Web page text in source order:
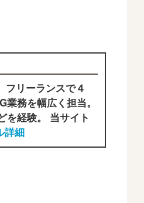
フリーランスで４
務を幅広く担当。
を経験。 当サイト
詳細